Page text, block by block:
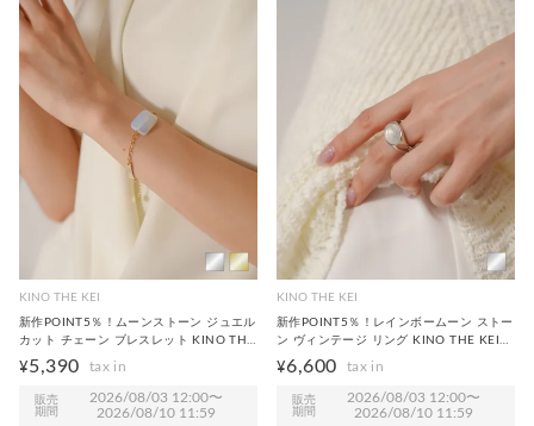
KINO THE KEI
新作POINT5％！ムーンストーン ジュエル
カット チェーン ブレスレット KINO THE
KEI 全2色｜ktk935-0262【1】
¥5,390
販売
期間
2026/08/03 12:00〜
2026/08/10 11:59
KINO THE KEI
新作POINT5％！レインボームーン ストー
ン ヴィンテージ リング KINO THE KEI
全1色｜ktk935-0261【1】
¥6,600
販売
期間
2026/08/03 12:00〜
2026/08/10 11:59